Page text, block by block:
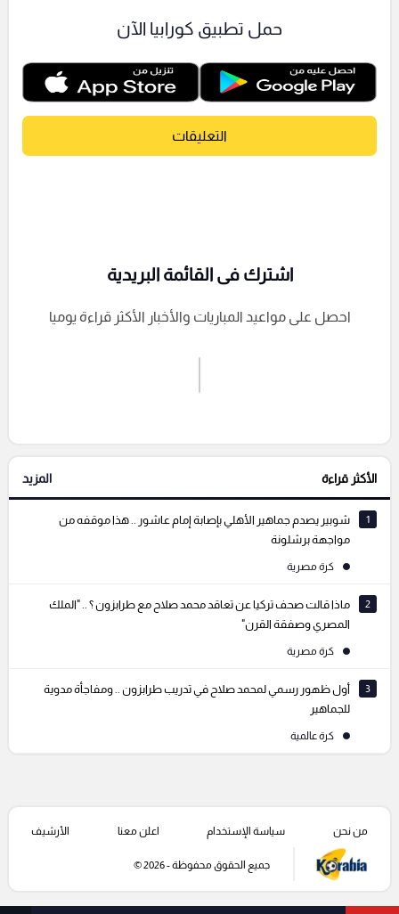
حمل تطبيق كورابيا الآن
التعليقات
إرسال تعليق
التعليقات السابقة
اشترك فى القائمة البريدية
احصل على مواعيد المباريات والأخبار الأكثر قراءة يوميا
الأكثر قراءة المزيد
1
شوبير يصدم جماهير الأهلي بإصابة إمام عاشور .. هذا موقفه من
مواجهة برشلونة
كرة مصرية
2
ماذا قالت صحف تركيا عن تعاقد محمد صلاح مع طرابزون ؟ .. "الملك
المصري وصفقة القرن"
كرة مصرية
3
أول ظهور رسمي لمحمد صلاح في تدريب طرابزون .. ومفاجأة مدوية
للجماهير
كرة عالمية
من نحن سياسة الإستخدام اعلن معنا الأرشيف
جميع الحقوق محفوظة - 2026 ©